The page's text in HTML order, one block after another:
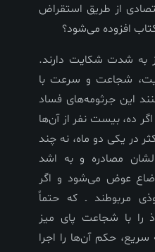
از طريق استقراض
افزوده مى‌شود؟
به شدت شكايت دارند.
شجاعت و سرعت با
اين جرثومه‌هاى فساد
ده، بيست نفر از آن‌ها
در يكى دو ماه، نه چند
مصادره و به اشد
عوض مى‌شود و اگر
مربوطند ـ كه حتماً
را با شجاعت پاى ميز
حكم آن‌ها را اجرا